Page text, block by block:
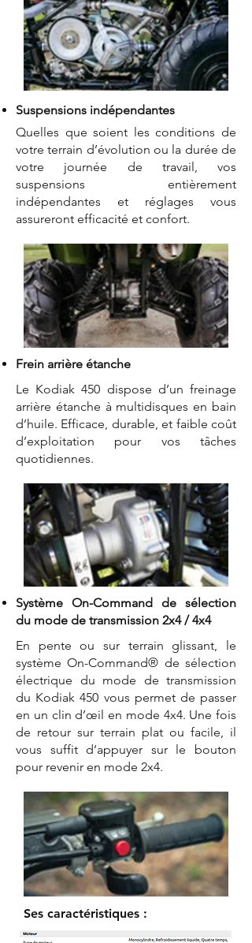
Suspensions indépendantes
Quelles que soient les conditions de
votre terrain d’évolution ou la durée de
votre journée de travail, vos
suspensions entièrement
indépendantes et réglages vous
assureront efficacité et confort.
Frein arrière étanche
Le Kodiak 450 dispose d’un freinage
arrière étanche à multidisques en bain
d’huile. Efficace, durable, et faible coût
d’exploitation pour vos tâches
quotidiennes.
Système On-Command de sélection
du mode de transmission 2x4 / 4x4
En pente ou sur terrain glissant, le
système On-Command® de sélection
électrique du mode de transmission
du Kodiak 450 vous permet de passer
en un clin d’œil en mode 4x4. Une fois
de retour sur terrain plat ou facile, il
vous suffit d’appuyer sur le bouton
pour revenir en mode 2x4.
Ses caractéristiques :